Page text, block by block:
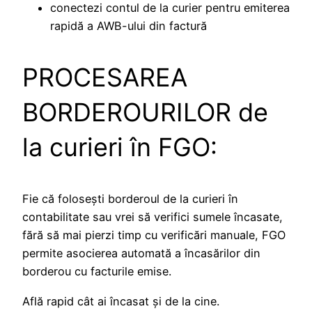
conectezi contul de la curier pentru emiterea
rapidă a AWB-ului din factură
PROCESAREA
BORDEROURILOR de
la curieri în FGO:
Fie că foloseşti borderoul de la curieri în
contabilitate sau vrei să verifici sumele încasate,
fără să mai pierzi timp cu verificări manuale, FGO
permite asocierea automată a încasărilor din
borderou cu facturile emise.
Află rapid cât ai încasat şi de la cine.